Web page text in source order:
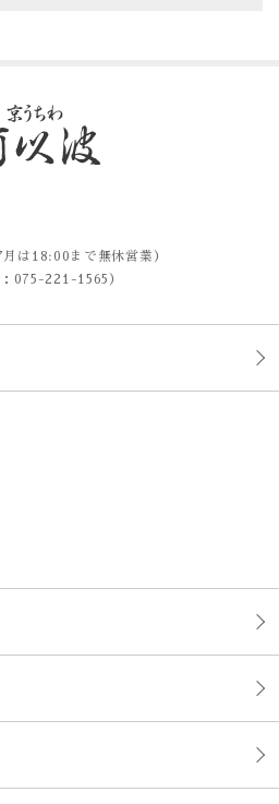
は18:00まで無休営業）
075-221-1565）